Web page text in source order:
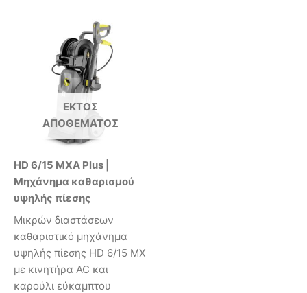
ΕΚΤΌΣ
ΑΠΟΘΈΜΑΤΟΣ
HD 6/15 MXA Plus |
Μηχάνημα καθαρισμού
υψηλής πίεσης
Μικρών διαστάσεων
καθαριστικό μηχάνημα
υψηλής πίεσης HD 6/15 MX
με κινητήρα AC και
καρούλι εύκαμπτου